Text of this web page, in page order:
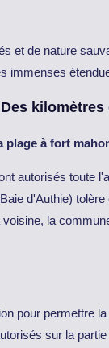
et de nature
immenses
plage à fort
autorisés toute
d'Authie)
la
pour permettre
sur la